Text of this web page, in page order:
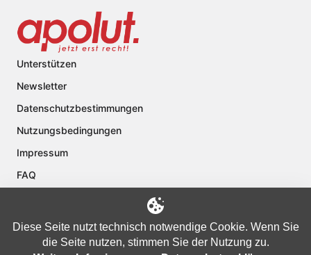
Unterstützen
Newsletter
Datenschutzbestimmungen
Nutzungsbedingungen
Impressum
FAQ
Diese Seite nutzt technisch notwendige Cookie. Wenn Sie
die Seite nutzen, stimmen Sie der Nutzung zu.